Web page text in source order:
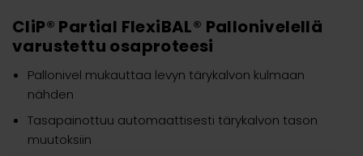
CliP® Partial FlexiBAL® Pallonivelellä
varustettu osaproteesi
Pallonivel mukauttaa levyn tärykalvon kulmaan
nähden
Tasapainottuu automaattisesti tärykalvon tason
muutoksiin